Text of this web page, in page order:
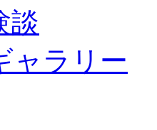
談
ャラリー